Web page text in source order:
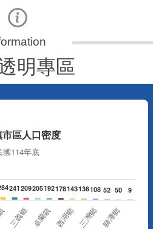
明專區